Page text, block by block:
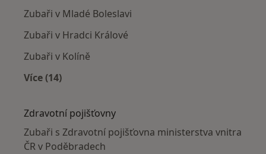
Zubaři v Mladé Boleslavi
Zubaři v Hradci Králové
Zubaři v Kolíně
Více (14)
Zdravotní pojišťovny
Zubaři s Zdravotní pojišťovna ministerstva vnitra
ČR v Poděbradech